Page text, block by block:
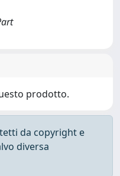
prodotto.
da copyright e
diversa